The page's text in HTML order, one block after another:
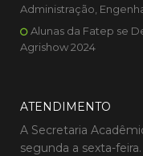
Administração,
Alunas da Fatep se
Agrishow 2024
ATENDIMENTO
A Secretaria
segunda a sexta-feira.